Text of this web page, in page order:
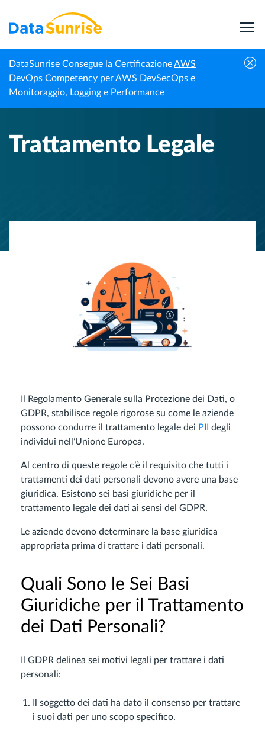
DataSunrise Consegue la CertificazioneAWS
DevOps Competency per AWS DevSecOps e
Monitoraggio, Logging e Performance
Homepage Centro di Conoscenza Trattamento Legale
Trattamento Legale
Il Regolamento Generale sulla Protezione dei Dati, o
GDPR, stabilisce regole rigorose su come le aziende
possono condurre il trattamento legale dei PII
degli
individui nell’Unione Europea.
Al centro di queste regole c’è il requisito che tutti i
trattamenti dei dati personali devono avere una base
giuridica. Esistono sei basi giuridiche per il
trattamento legale dei dati ai sensi del GDPR.
Le aziende devono determinare la base giuridica
appropriata prima di trattare i dati personali.
Quali Sono le Sei Basi
Giuridiche per il Trattamento
dei Dati Personali?
Il GDPR delinea sei motivi legali per trattare i dati
personali:
Il soggetto dei dati ha dato il consenso per trattare
i suoi dati per uno scopo specifico.